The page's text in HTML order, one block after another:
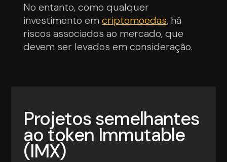
No entanto, como qualquer
investimento emcriptomoedas, há
riscos associados ao mercado, que
devem ser levados em consideração.
Projetos semelhantes
ao token Immutable
(IMX)